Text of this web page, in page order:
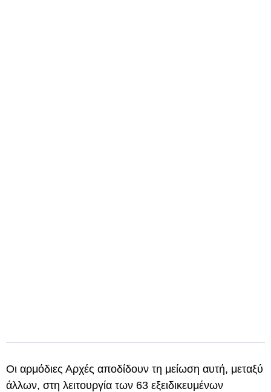
Οι αρμόδιες Αρχές αποδίδουν τη μείωση αυτή, μεταξύ
άλλων, στη λειτουργία των 63 εξειδικευμένων